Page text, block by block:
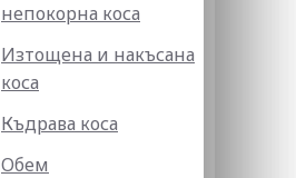
непокорна коса
Изтощена и накъсана
коса
Къдрава коса
Обем